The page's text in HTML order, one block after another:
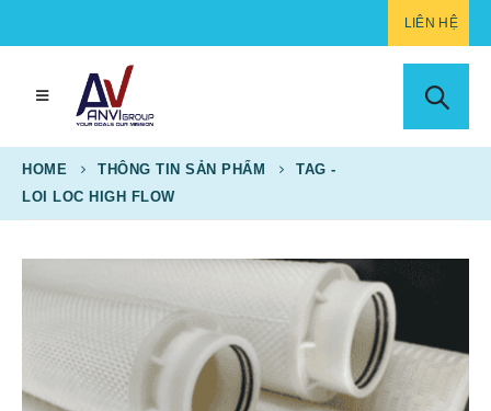
LIÊN HỆ
HOME THÔNG TIN SẢN PHẨM
TAG -
LOI LOC HIGH FLOW